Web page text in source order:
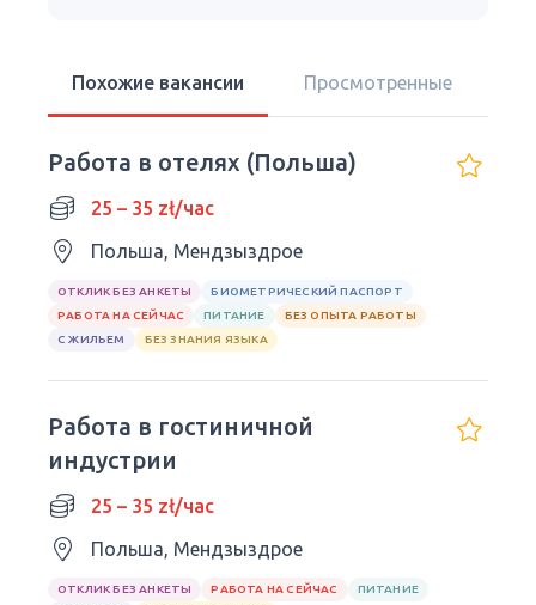
Похожие вакансии Просмотренные
Работа в отелях (Польша)
25 – 35 zł/час
Польша, Мендзыздрое
ОТКЛИК БЕЗ АНКЕТЫ
БИОМЕТРИЧЕСКИЙ ПАСПОРТ
РАБОТА НА СЕЙЧАС
ПИТАНИЕ
БЕЗ ОПЫТА РАБОТЫ
С ЖИЛЬЕМ
БЕЗ ЗНАНИЯ ЯЗЫКА
Работа в гостиничной
индустрии
25 – 35 zł/час
Польша, Мендзыздрое
ОТКЛИК БЕЗ АНКЕТЫ РАБОТА НА СЕЙЧАС
ПИТАНИЕ